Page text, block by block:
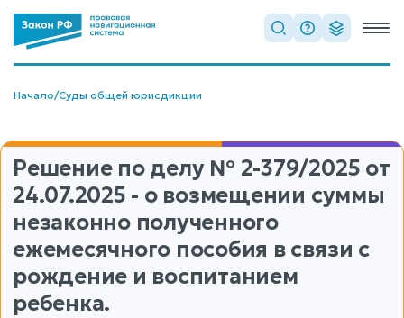
Начало/Суды общей юрисдикции
Решение по делу № 2-379/2025 от
24.07.2025 - о возмещении суммы
незаконно полученного
ежемесячного пособия в связи с
рождение и воспитанием
ребенка.